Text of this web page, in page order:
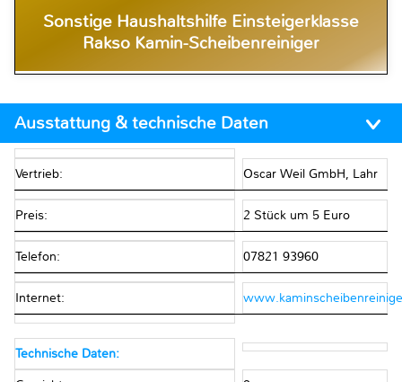
Sonstige Haushaltshilfe Einsteigerklasse
Rakso Kamin-Scheibenreiniger
Ausstattung & technische Daten
Vertrieb: Oscar Weil GmbH, Lahr
Preis: 2 Stück um 5 Euro
Telefon: 07821 93960
Internet:
Technische Daten: